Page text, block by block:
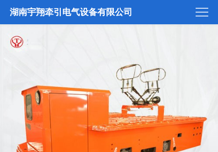
湖南宇翔牵引电气设备有限公司